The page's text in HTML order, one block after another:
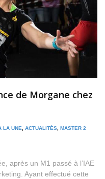
de Morgane chez
LA UNE, ACTUALITÉS, MASTER 2
après un M1 passé à l’IAE
Ayant effectué cette